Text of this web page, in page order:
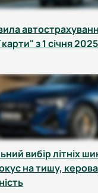
з 1 січня
вибір літніх
на тишу,